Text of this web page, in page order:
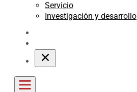
Servicio
Investigación y desarrollo